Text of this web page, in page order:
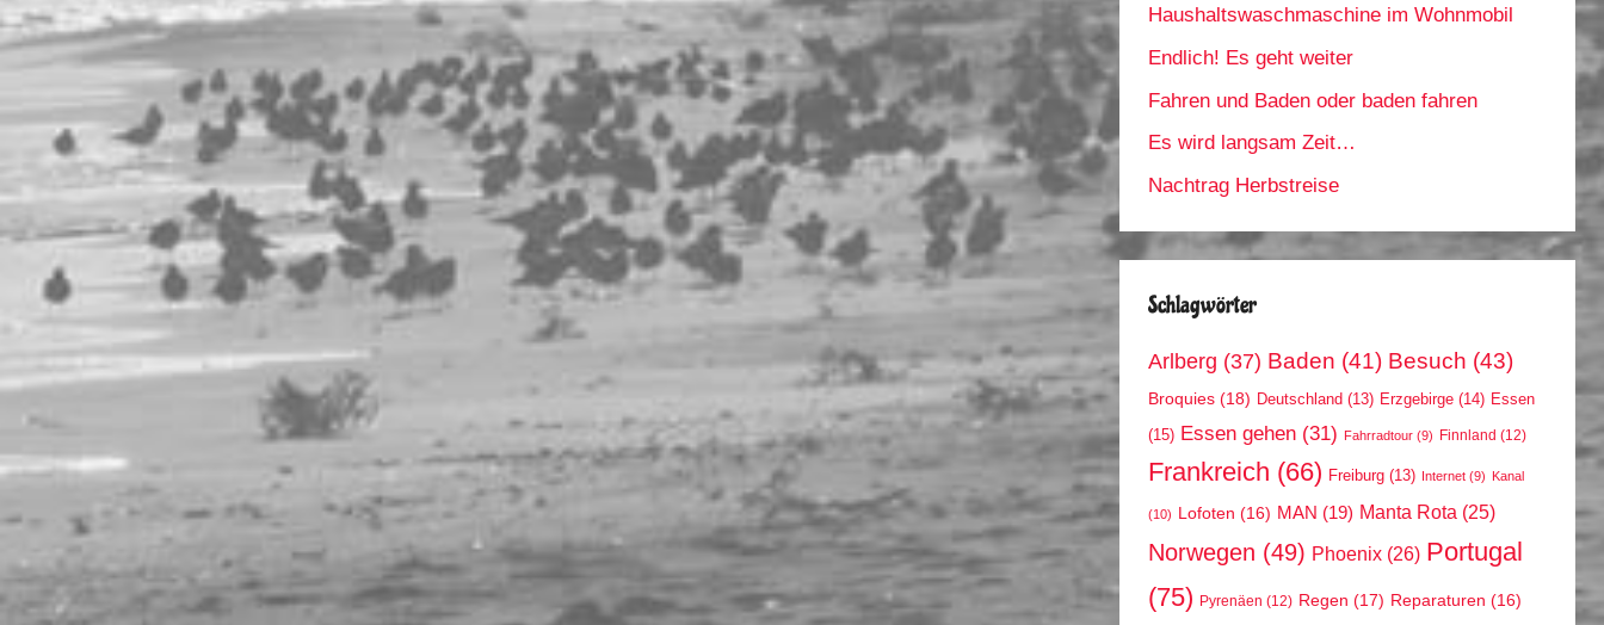
Haushaltswaschmaschine im Wohnmobil
Endlich! Es geht weiter
Fahren und Baden oder baden fahren
Es wird langsam Zeit…
Nachtrag Herbstreise
Schlagwörter
Arlberg (37) Baden (41) Besuch (43)
Broquies (18) Deutschland (13) Erzgebirge (14) Essen
(15) Essen gehen (31) Fahrradtour (9) Finnland (12)
Frankreich (66) Freiburg (13) Internet (9) Kanal
(10) Lofoten (16) MAN (19) Manta Rota (25)
Norwegen (49) Phoenix (26) Portugal
(75) Pyrenäen (12) Regen (17) Reparaturen (16)